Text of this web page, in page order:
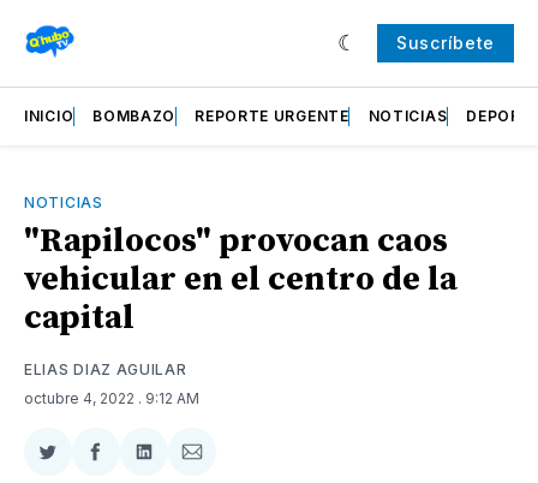
Suscríbete
INICIO BOMBAZO REPORTE URGENTE NOTICIAS
NOTICIAS
"Rapilocos" provocan caos
vehicular en el centro de la
capital
ELIAS DIAZ AGUILAR
octubre 4, 2022 . 9:12 AM
CompartirCompartir
CompartirCompartir